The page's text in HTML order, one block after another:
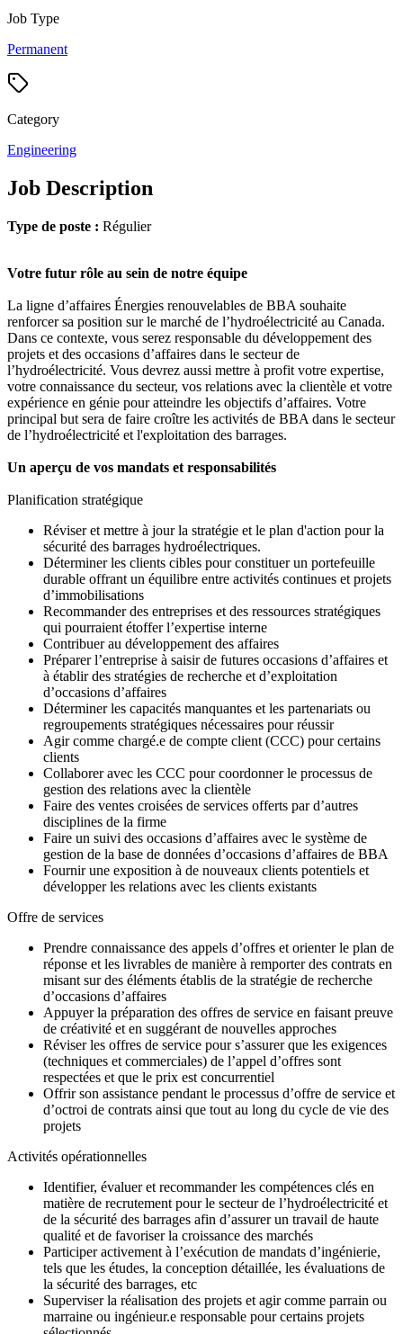
Job Type
Permanent
Category
Engineering
Job Description
Type de poste : Régulier
Votre futur rôle au sein de notre équipe
La ligne d’affaires Énergies renouvelables de BBA souhaite
renforcer sa position sur le marché de l’hydroélectricité au Canada.
Dans ce contexte, vous serez responsable du développement des
projets et des occasions d’affaires dans le secteur de
l’hydroélectricité. Vous devrez aussi mettre à profit votre expertise,
votre connaissance du secteur, vos relations avec la clientèle et votre
expérience en génie pour atteindre les objectifs d’affaires. Votre
principal but sera de faire croître les activités de BBA dans le secteur
de l’hydroélectricité et l'exploitation des barrages.
Un aperçu de vos mandats et responsabilités
Planification stratégique
Réviser et mettre à jour la stratégie et le plan d'action pour la
sécurité des barrages hydroélectriques.
Déterminer les clients cibles pour constituer un portefeuille
durable offrant un équilibre entre activités continues et projets
d’immobilisations
Recommander des entreprises et des ressources stratégiques
qui pourraient étoffer l’expertise interne
Contribuer au développement des affaires
Préparer l’entreprise à saisir de futures occasions d’affaires et
à établir des stratégies de recherche et d’exploitation
d’occasions d’affaires
Déterminer les capacités manquantes et les partenariats ou
regroupements stratégiques nécessaires pour réussir
Agir comme chargé.e de compte client (CCC) pour certains
clients
Collaborer avec les CCC pour coordonner le processus de
gestion des relations avec la clientèle
Faire des ventes croisées de services offerts par d’autres
disciplines de la firme
Faire un suivi des occasions d’affaires avec le système de
gestion de la base de données d’occasions d’affaires de BBA
Fournir une exposition à de nouveaux clients potentiels et
développer les relations avec les clients existants
Offre de services
Prendre connaissance des appels d’offres et orienter le plan de
réponse et les livrables de manière à remporter des contrats en
misant sur des éléments établis de la stratégie de recherche
d’occasions d’affaires
Appuyer la préparation des offres de service en faisant preuve
de créativité et en suggérant de nouvelles approches
Réviser les offres de service pour s’assurer que les exigences
(techniques et commerciales) de l’appel d’offres sont
respectées et que le prix est concurrentiel
Offrir son assistance pendant le processus d’offre de service et
d’octroi de contrats ainsi que tout au long du cycle de vie des
projets
Activités opérationnelles
Identifier, évaluer et recommander les compétences clés en
matière de recrutement pour le secteur de l’hydroélectricité et
de la sécurité des barrages afin d’assurer un travail de haute
qualité et de favoriser la croissance des marchés
Participer activement à l’exécution de mandats d’ingénierie,
tels que les études, la conception détaillée, les évaluations de
la sécurité des barrages, etc
Superviser la réalisation des projets et agir comme parrain ou
marraine ou ingénieur.e responsable pour certains projets